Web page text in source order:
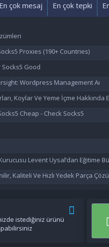
En çok mesaj En çok tepki
Proxies (190+ Countries)
Good
Wordpress Management Aı
Koylar Ve Yeme İçme Hakkında
Cheap - Check Socks5
Levent Uysal’dan Eğitime
Kaliteli Ve Hızlı Yedek Parça
istediğiniz ürünü